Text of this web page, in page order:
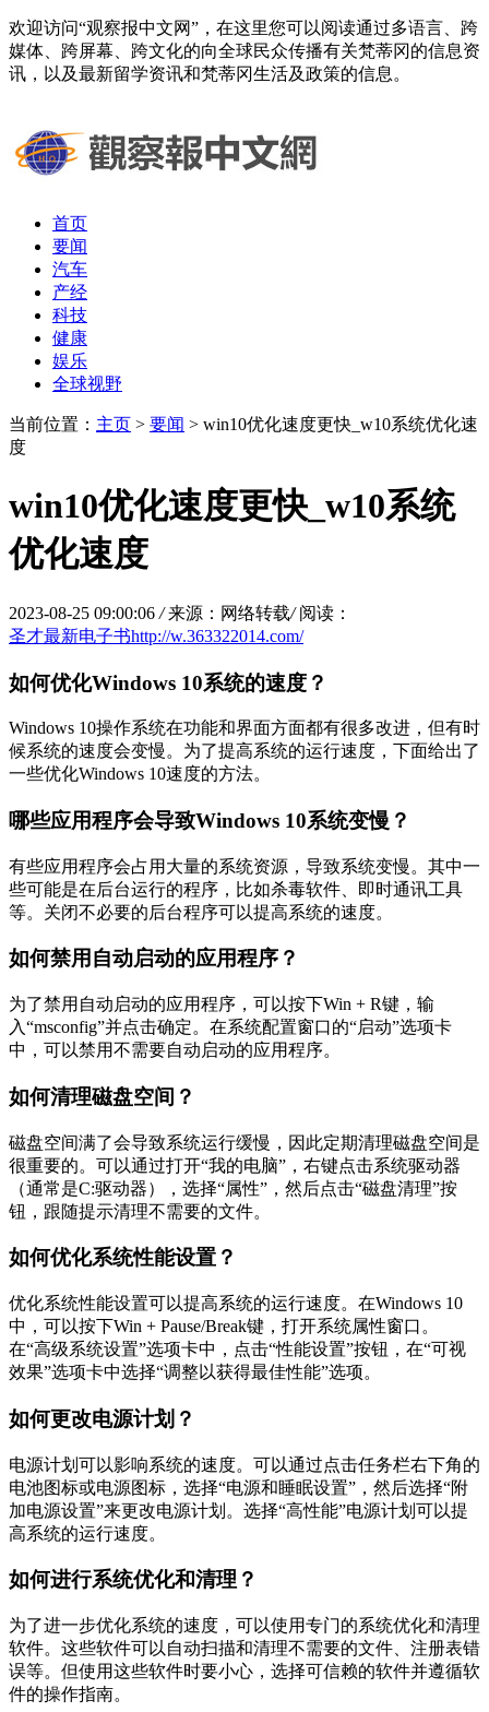
欢迎访问“观察报中文网”，在这里您可以阅读通过多语言、跨
媒体、跨屏幕、跨文化的向全球民众传播有关梵蒂冈的信息资
讯，以及最新留学资讯和梵蒂冈生活及政策的信息。
首页
要闻
汽车
产经
科技
健康
娱乐
全球视野
当前位置： 主页 > 要闻 > win10优化速度更快_w10系统优化速
度
win10优化速度更快_w10系统
优化速度
2023-08-25 09:00:06 / 来源：网络转载/ 阅读：
圣才最新电子书http://w.363322014.com/
如何优化Windows 10系统的速度？
Windows 10操作系统在功能和界面方面都有很多改进，但有时
候系统的速度会变慢。为了提高系统的运行速度，下面给出了
一些优化Windows 10速度的方法。
哪些应用程序会导致Windows 10系统变慢？
有些应用程序会占用大量的系统资源，导致系统变慢。其中一
些可能是在后台运行的程序，比如杀毒软件、即时通讯工具
等。关闭不必要的后台程序可以提高系统的速度。
如何禁用自动启动的应用程序？
为了禁用自动启动的应用程序，可以按下Win + R键，输
入“msconfig”并点击确定。在系统配置窗口的“启动”选项卡
中，可以禁用不需要自动启动的应用程序。
如何清理磁盘空间？
磁盘空间满了会导致系统运行缓慢，因此定期清理磁盘空间是
很重要的。可以通过打开“我的电脑”，右键点击系统驱动器
（通常是C:驱动器），选择“属性”，然后点击“磁盘清理”按
钮，跟随提示清理不需要的文件。
如何优化系统性能设置？
优化系统性能设置可以提高系统的运行速度。在Windows 10
中，可以按下Win + Pause/Break键，打开系统属性窗口。
在“高级系统设置”选项卡中，点击“性能设置”按钮，在“可视
效果”选项卡中选择“调整以获得最佳性能”选项。
如何更改电源计划？
电源计划可以影响系统的速度。可以通过点击任务栏右下角的
电池图标或电源图标，选择“电源和睡眠设置”，然后选择“附
加电源设置”来更改电源计划。选择“高性能”电源计划可以提
高系统的运行速度。
如何进行系统优化和清理？
为了进一步优化系统的速度，可以使用专门的系统优化和清理
软件。这些软件可以自动扫描和清理不需要的文件、注册表错
误等。但使用这些软件时要小心，选择可信赖的软件并遵循软
件的操作指南。